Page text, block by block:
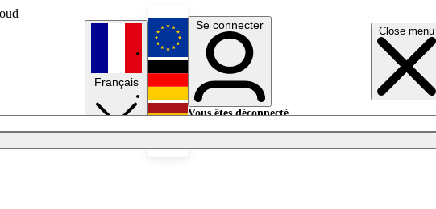
Close menu
Français
English
Deutsch
Se connecter
Vous êtes déconnecté.